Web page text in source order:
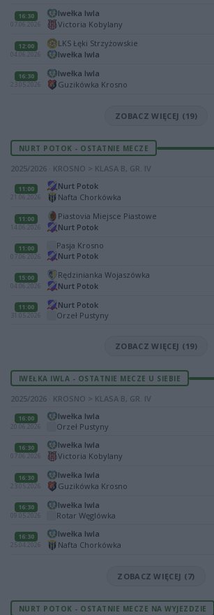
16:30
07.06.2026
Iwełka Iwla
Victoria Kobylany
12:00
04.06.2026
LKS Łęki Strzyżowskie
Iwełka Iwla
16:30
23.05.2026
Iwełka Iwla
Guzikówka Krosno
ZOBACZ WIĘCEJ (19)
NURT POTOK - OSTATNIE MECZE
2025/2026 · KROSNO > KLASA B, GR. IV
11:00
21.06.2026
Nurt Potok
Nafta Chorkówka
11:00
14.06.2026
Piastovia Miejsce Piastowe
Nurt Potok
11:00
07.06.2026
Pasja Krosno
Nurt Potok
15:00
04.06.2026
Rędzinianka Wojaszówka
Nurt Potok
11:00
31.05.2026
Nurt Potok
Orzeł Pustyny
ZOBACZ WIĘCEJ (19)
IWEŁKA IWLA - OSTATNIE MECZE U SIEBIE
2025/2026 · KROSNO > KLASA B, GR. IV
16:00
20.06.2026
Iwełka Iwla
Orzeł Pustyny
16:30
07.06.2026
Iwełka Iwla
Victoria Kobylany
16:30
23.05.2026
Iwełka Iwla
Guzikówka Krosno
16:30
09.05.2026
Iwełka Iwla
Rotar Węglówka
16:30
25.04.2026
Iwełka Iwla
Nafta Chorkówka
ZOBACZ WIĘCEJ (7)
NURT POTOK - OSTATNIE MECZE NA WYJEZDZIE